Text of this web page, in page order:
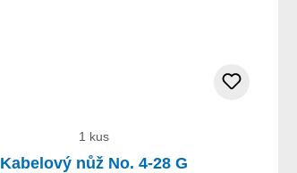
1 kus
Kabelový nůž No. 4-28 G